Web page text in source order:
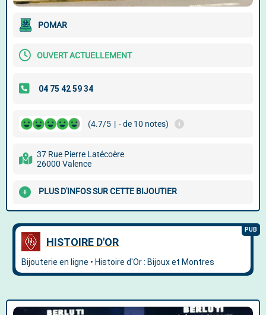
POMAR
OUVERT ACTUELLEMENT
(4.7/5 | - de 10 notes)
37 Rue Pierre Latécoère
26000 Valence
PLUS D'INFOS SUR CETTE BIJOUTIER